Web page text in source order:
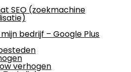
SEO (zoekmachine
bedrijf – Google Plus
verhogen